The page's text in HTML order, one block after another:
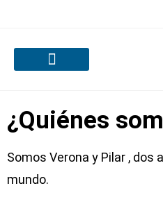
¿Quiénes
Somos Verona y Pilar , dos
mundo.